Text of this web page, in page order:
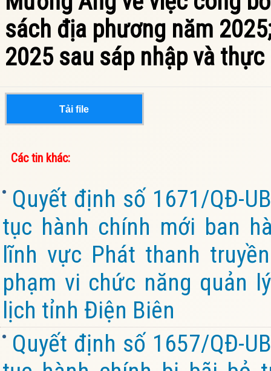
sách địa phương năm
2025 sau sáp nhập và
Tải file
Các tin khác:
Quyết định số 1671/QĐ-
tục hành chính mới ban
lĩnh vực Phát thanh
phạm vi chức năng quản
lịch tỉnh Điện Biên
Quyết định số 1657/QĐ-